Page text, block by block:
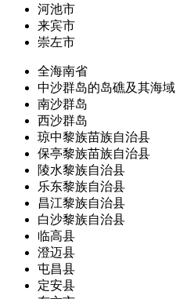
河池市
来宾市
崇左市
全海南省
中沙群岛的岛礁及其海域
南沙群岛
西沙群岛
琼中黎族苗族自治县
保亭黎族苗族自治县
陵水黎族自治县
乐东黎族自治县
昌江黎族自治县
白沙黎族自治县
临高县
澄迈县
屯昌县
定安县